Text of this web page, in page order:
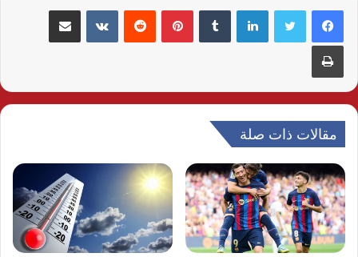
لينكدإن بينتيريست مشاركة عبر البريد
طباعة
مقالات ذات صلة